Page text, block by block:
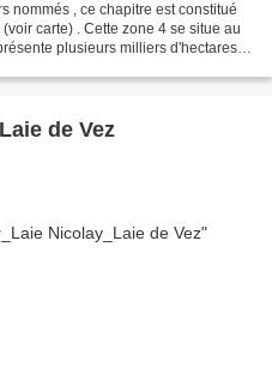
nommés , ce chapitre est constitué
carte) . Cette zone 4 se situe au
plusieurs milliers d'hectares
de Vez